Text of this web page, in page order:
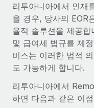
에게는 흥미롭고 전문적
니다. 그러나 대부분의
자세히 알아보기
리투아니아에서 인재
을 경우, 당사의 EOR
율적 솔루션을 제공
및 급여세 법규를 제
비스는 이러한 법적
도 가능하게 합니다.
리투아니아에서
하면 다음과 같은 이